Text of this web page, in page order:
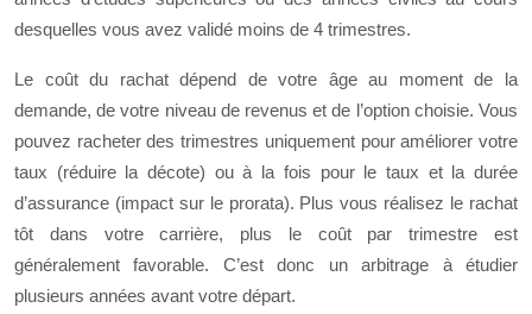
desquelles vous avez validé moins de 4 trimestres.
Le coût du rachat dépend de votre âge au moment de la
demande, de votre niveau de revenus et de l’option choisie. Vous
pouvez racheter des trimestres uniquement pour améliorer votre
taux (réduire la décote) ou à la fois pour le taux et la durée
d’assurance (impact sur le prorata). Plus vous réalisez le rachat
tôt dans votre carrière, plus le coût par trimestre est
généralement favorable. C’est donc un arbitrage à étudier
plusieurs années avant votre départ.